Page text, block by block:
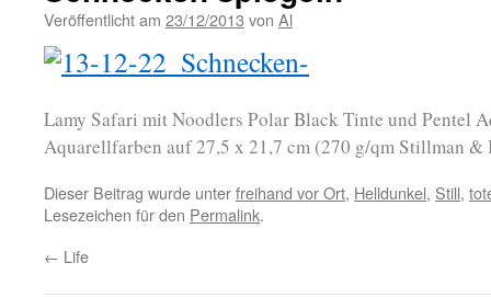
Veröffentlicht am 23/12/2013 von Al
Lamy Safari mit Noodlers Polar Black Tinte und Pentel
Aquarellfarben auf 27,5 x 21,7 cm (270 g/qm Stillman &
Dieser Beitrag wurde unterfreihand vor Ort, Helldunkel, Still,
Lesezeichen für den Permalink.
← Life